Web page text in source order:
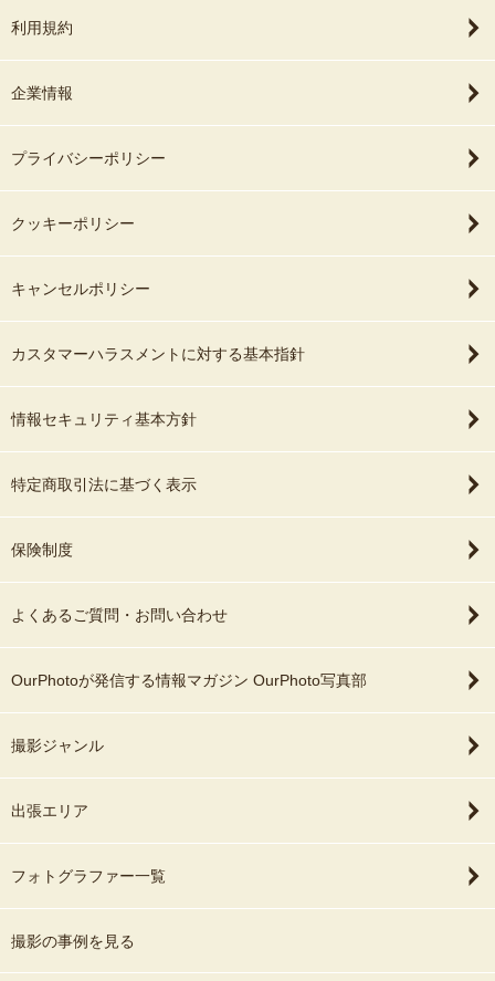
利用規約
企業情報
プライバシーポリシー
クッキーポリシー
キャンセルポリシー
カスタマーハラスメントに対する基本指針
情報セキュリティ基本方針
特定商取引法に基づく表示
保険制度
よくあるご質問・お問い合わせ
OurPhotoが発信する情報マガジン OurPhoto写真部
撮影ジャンル
出張エリア
フォトグラファー一覧
撮影の事例を見る